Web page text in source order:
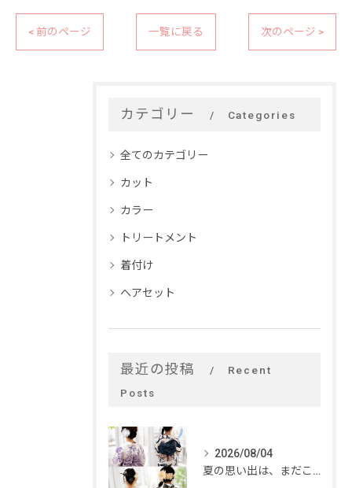
< 前のページ 一覧に戻る 次のページ >
カテゴリー Categories
全てのカテゴリー
カット
カラー
トリートメント
着付け
ヘアセット
最近の投稿
Recent
Posts
2026/08/04
夏の思い出は、まだこれから。